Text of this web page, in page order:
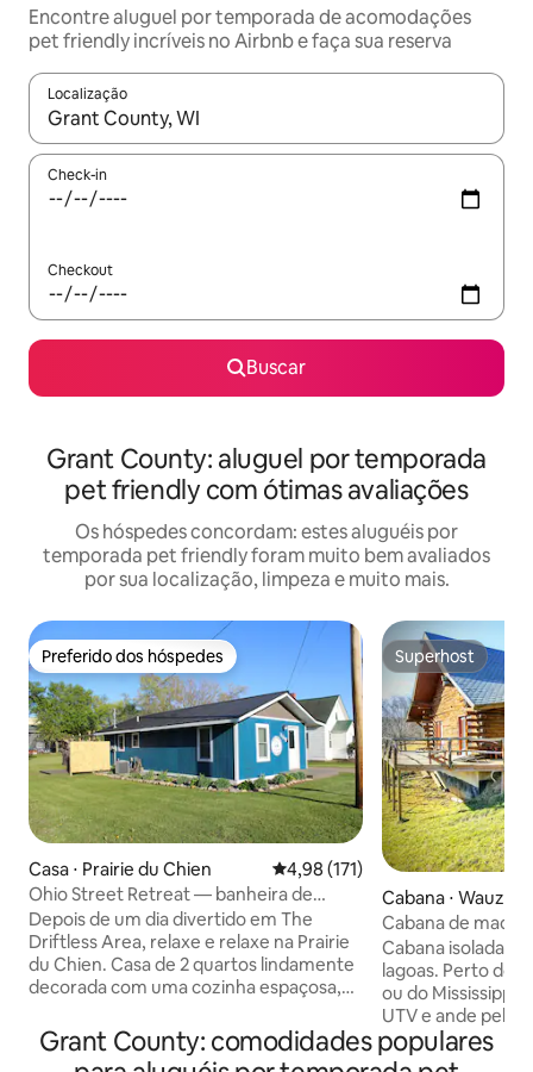
Encontre aluguel por temporada de acomodações
pet friendly incríveis no Airbnb e faça sua reserva
Localização
Quando os resultados estiverem disponíveis, explore-os
Check-in
Checkout
Buscar
Grant County: aluguel por temporada
pet friendly com ótimas avaliações
Os hóspedes concordam: estes aluguéis por
temporada pet friendly foram muito bem avaliados
por sua localização, limpeza e muito mais.
Preferido dos hóspedes
Preferido dos hóspedes
Casa ⋅ Prairie du Chien 4,98 de uma avaliação média de
4,98 (171)
Ohio Street Retreat — banheira de
hidromassagem, cadeira de massagem,
piscina
Depois de um dia divertido em The
Driftless Area, relaxe e relaxe na Prairie
du Chien. Casa de 2 quartos lindamente
decorada com uma cozinha espaçosa,
máquina de lavar/secar roupa e chuveiro
de 5'. Nós fornecemos todos os
Superhost
Superhost
Cabana ⋅
Cabana de
banheira de
Cabana isolada,
lagoas. Perto do
ou do Mississippi
UTV e ande pelas
US$ 30 por
ou alugue um
Grant County: comodidades populares